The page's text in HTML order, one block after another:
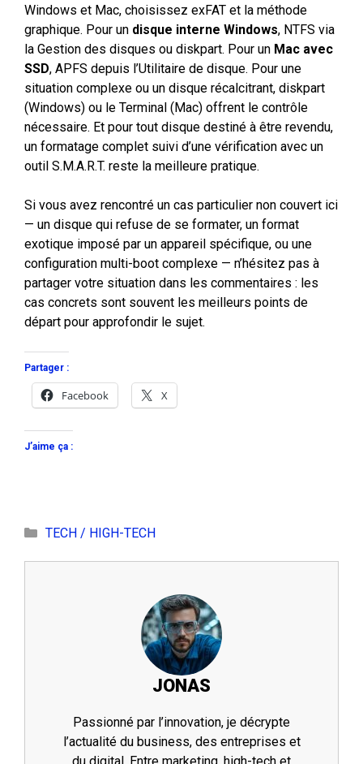
Windows et Mac, choisissez exFAT et la méthode
graphique. Pour un disque interne Windows, NTFS via
la Gestion des disques ou diskpart. Pour un Mac avec
SSD, APFS depuis l’Utilitaire de disque. Pour une
situation complexe ou un disque récalcitrant, diskpart
(Windows) ou le Terminal (Mac) offrent le contrôle
nécessaire. Et pour tout disque destiné à être revendu,
un formatage complet suivi d’une vérification avec un
outil S.M.A.R.T. reste la meilleure pratique.
Si vous avez rencontré un cas particulier non couvert ici
— un disque qui refuse de se formater, un format
exotique imposé par un appareil spécifique, ou une
configuration multi-boot complexe — n’hésitez pas à
partager votre situation dans les commentaires : les
cas concrets sont souvent les meilleurs points de
départ pour approfondir le sujet.
Partager :
Facebook X
J’aime ça :
Catégories
TECH / HIGH-TECH
JONAS
Passionné par l’innovation, je décrypte
l’actualité du business, des entreprises et